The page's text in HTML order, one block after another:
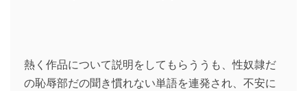
熱く作品について説明をしてもらううも、性奴隷だ
の恥辱部だの聞き慣れない単語を連発され、不安に